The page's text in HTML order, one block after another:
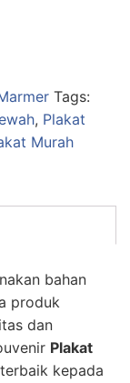
Tags:
, Plakat
Murah
bahan
produk
dan
Plakat
kepada